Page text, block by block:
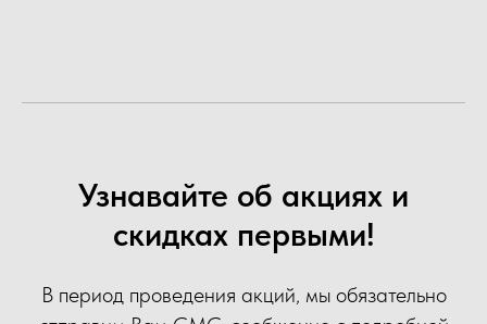
Узнавайте об акциях и
скидках первыми!
В период проведения акций, мы обязательно